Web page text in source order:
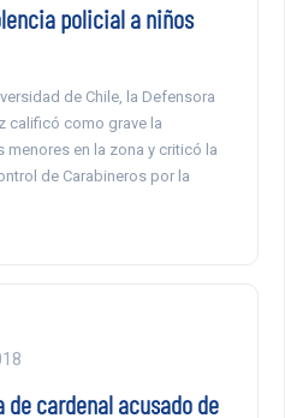
policial a niños
de Chile, la Defensora
calificó como grave la
menores en la zona y criticó la
de Carabineros por la
cardenal acusado de